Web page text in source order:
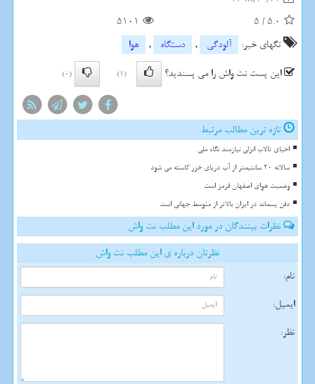
5.0
/
5
5101
تگهای خبر:
آلودگی , دستگاه ,
هوا
این پست نت واش را می پسندید؟
(1)
(0)
تازه ترین مطالب مرتبط
احیای تالاب انزلی نیازمند نگاه ملی
سالانه 20 سانتیمتر از آب دریای خزر کاسته می شود
وضعیت هوای اصفهان قرمز است
دفن پسماند در ایران بالاتر از متوسط جهانی است
نظرات بینندگان در مورد این مطلب نت واش
نظرتان درباره ی این مطلب نت واش
نام:
ایمیل:
نظر: